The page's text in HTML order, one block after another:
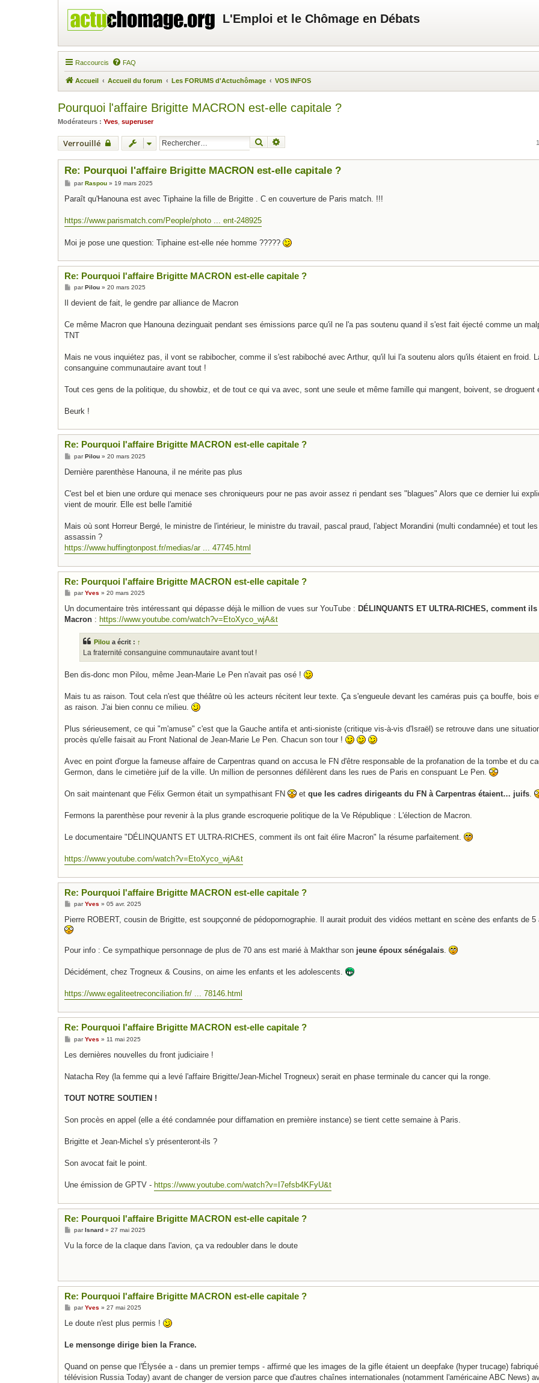
L'Emploi et le Chômage en Débats
Raccourcis FAQ
Accueil Accueil du forum Les FORUMS d'Actuchômage VOS INFOS
Pourquoi l'affaire Brigitte MACRON est-elle capitale ?
Modérateurs : Yves superuser
Verrouillé Rechercher
Re: Pourquoi l'affaire Brigitte MACRON est-elle capitale ?
M
s
g
e
parRaspou» 19 mars 2025
Paraît qu'Hanouna est avec Tiphaine la fille de Brigitte . C en couverture de Paris match. !!!
https://www.parismatch.com/People/photo ... ent-248925
Moi je pose une question: Tiphaine est-elle née homme ?????
Re: Pourquoi l'affaire Brigitte MACRON est-elle capitale ?
M
s
g
parPilou» 20 mars 2025
Il devient de fait, le gendre par alliance de Macron
Ce même Macron que Hanouna dezinguait pendant ses émissions parce qu'il ne l'a pas soutenu quand il s'est fait éjecté comme un
TNT
Mais ne vous inquiétez pas, il vont se rabibocher, comme il s'est rabiboché avec Arthur, qu'il lui l'a soutenu alors qu'ils étaient en froid.
consanguine communautaire avant tout !
Tout ces gens de la politique, du showbiz, et de tout ce qui va avec, sont une seule et même famille qui mangent, boivent, se droguent
Beurk !
Re: Pourquoi l'affaire Brigitte MACRON est-elle capitale ?
M
s
g
parPilou» 20 mars 2025
Dernière parenthèse Hanouna, il ne mérite pas plus
C'est bel et bien une ordure qui menace ses chroniqueurs pour ne pas avoir assez ri pendant ses "blagues" Alors que ce dernier lui
vient de mourir. Elle est belle l'amitié
Mais où sont Horreur Bergé, le ministre de l'intérieur, le ministre du travail, pascal praud, l'abject Morandini (multi condamnée) et tout
assassin ?
https://www.huffingtonpost.fr/medias/ar ... 47745.html
Re: Pourquoi l'affaire Brigitte MACRON est-elle capitale ?
M
s
a
parYves » 20 mars 2025
Un documentaire très intéressant qui dépasse déjà le million de vues sur YouTube : DÉLINQUANTS ET ULTRA-RICHES, comment
Macron : https://www.youtube.com/watch?v=EtoXyco_wjA&t
Pilou a écrit : ↑
La fraternité consanguine communautaire avant tout !
Ben dis-donc mon Pilou, même Jean-Marie Le Pen n'avait pas osé !
Mais tu as raison. Tout cela n'est que théâtre où les acteurs récitent leur texte. Ça s'engueule devant les caméras puis ça bouffe, bois
as raison. J'ai bien connu ce milieu.
Plus sérieusement, ce qui "m'amuse" c'est que la Gauche antifa et anti-sioniste (critique vis-à-vis d'Israël) se retrouve dans une
procès qu'elle faisait au Front National de Jean-Marie Le Pen. Chacun son tour !
Avec en point d'orgue la fameuse affaire de Carpentras quand on accusa le FN d'être responsable de la profanation de la tombe et du
Germon, dans le cimetière juif de la ville. Un million de personnes défilèrent dans les rues de Paris en conspuant Le Pen.
On sait maintenant que Félix Germon était un sympathisant FN et que les cadres dirigeants du FN à Carpentras étaient… juifs
Fermons la parenthèse pour revenir à la plus grande escroquerie politique de la Ve République : L'élection de Macron.
Le documentaire "DÉLINQUANTS ET ULTRA-RICHES, comment ils ont fait élire Macron" la résume parfaitement.
https://www.youtube.com/watch?v=EtoXyco_wjA&t
Re: Pourquoi l'affaire Brigitte MACRON est-elle capitale ?
M
s
s
a
parYves » 05 avr. 2025
Pierre ROBERT, cousin de Brigitte, est soupçonné de pédopornographie. Il aurait produit des vidéos mettant en scène des enfants de 5
Pour info : Ce sympathique personnage de plus de 70 ans est marié à Makthar son jeune époux sénégalais.
Décidément, chez Trogneux & Cousins, on aime les enfants et les adolescents.
https://www.egaliteetreconciliation.fr/ ... 78146.html
Re: Pourquoi l'affaire Brigitte MACRON est-elle capitale ?
M
s
g
parYves » 11 mai 2025
Les dernières nouvelles du front judiciaire !
Natacha Rey (la femme qui a levé l'affaire Brigitte/Jean-Michel Trogneux) serait en phase terminale du cancer qui la ronge.
TOUT NOTRE SOUTIEN !
Son procès en appel (elle a été condamnée pour diffamation en première instance) se tient cette semaine à Paris.
Brigitte et Jean-Michel s'y présenteront-ils ?
Son avocat fait le point.
Une émission de GPTV - https://www.youtube.com/watch?v=I7efsb4KFyU&t
Re: Pourquoi l'affaire Brigitte MACRON est-elle capitale ?
M
s
parIsnard» 27 mai 2025
Vu la force de la claque dans l'avion, ça va redoubler dans le doute
Re: Pourquoi l'affaire Brigitte MACRON est-elle capitale ?
M
s
g
parYves » 27 mai 2025
Le doute n'est plus permis !
Le mensonge dirige bien la France.
Quand on pense que l'Élysée a - dans un premier temps - affirmé que les images de la gifle étaient un deepfake (hyper trucage)
télévision Russia Today) avant de changer de version parce que d'autres chaînes internationales (notamment l'américaine ABC News)